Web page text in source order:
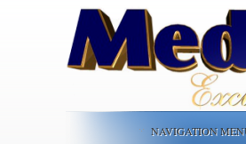
NAVIGATION